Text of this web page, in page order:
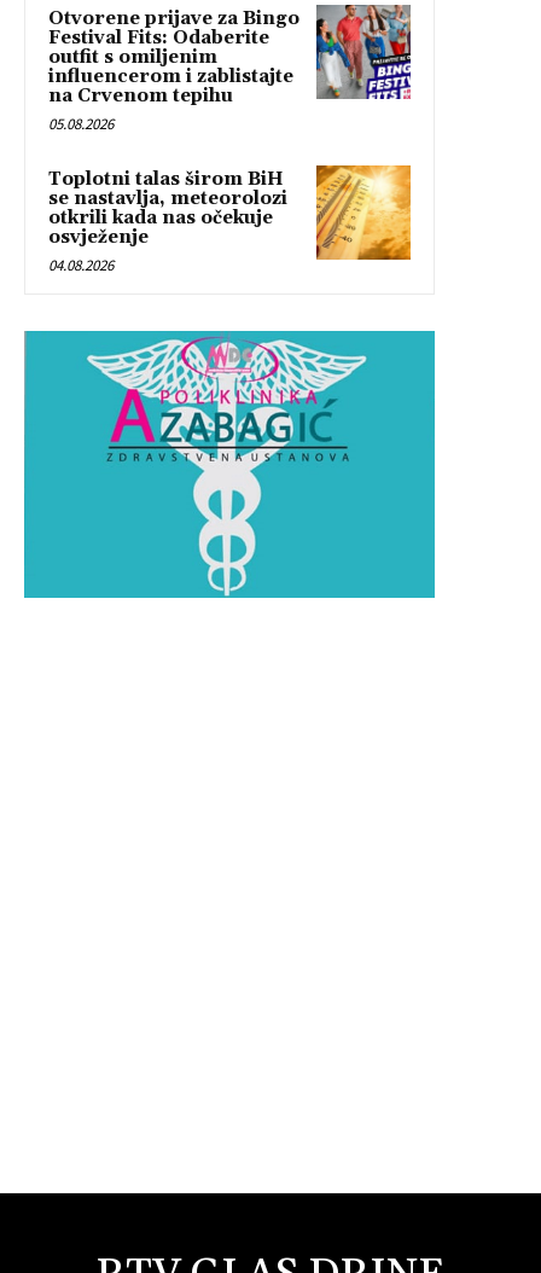
Otvorene prijave za Bingo
Festival Fits: Odaberite
outfit s omiljenim
influencerom i zablistajte
na Crvenom tepihu
05.08.2026
Toplotni talas širom BiH
se nastavlja, meteorolozi
otkrili kada nas očekuje
osvježenje
04.08.2026